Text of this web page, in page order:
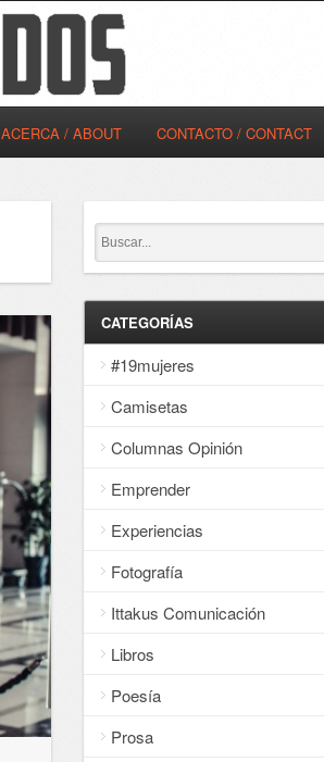
ACERCA / ABOUT CONTACTO / CONTACT
CATEGORÍAS
#19mujeres
Camisetas
Columnas Opinión
Emprender
Experiencias
Fotografía
Ittakus Comunicación
Libros
Poesía
Prosa